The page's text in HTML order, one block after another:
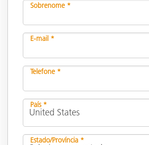
Sobrenome *
E-mail *
Telefone *
País *
Estado/Província *